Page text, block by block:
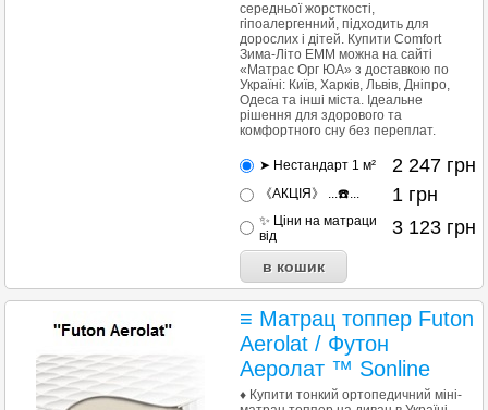
середньої жорсткості,
гіпоалергенний, підходить для
дорослих і дітей. Купити Comfort
Зима-Літо ЕММ можна на сайті
«Матрас Орг ЮА» з доставкою по
Україні: Київ, Харків, Львів, Дніпро,
Одеса та інші міста. Ідеальне
рішення для здорового та
комфортного сну без переплат.
➤ Нестандарт 1 м² 2 247 грн
《АКЦІЯ》 ...☎️... 1 грн
✨ Ціни на матраци
від
3 123 грн
≡ Матрац топпер Futon
Aerolat / Футон
Аеролат ™ Sonline
♦ Купити тонкий ортопедичний міні-